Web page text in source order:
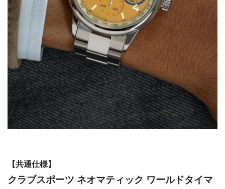
【共通仕様】
クラブスポーツ ネオマティック ワールドタイマ